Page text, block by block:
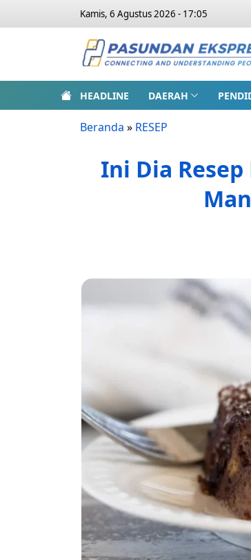
Kamis, 6 Agustus 2026 - 17:05
HEADLINE DAERAH
Beranda » RESEP
Ini Dia